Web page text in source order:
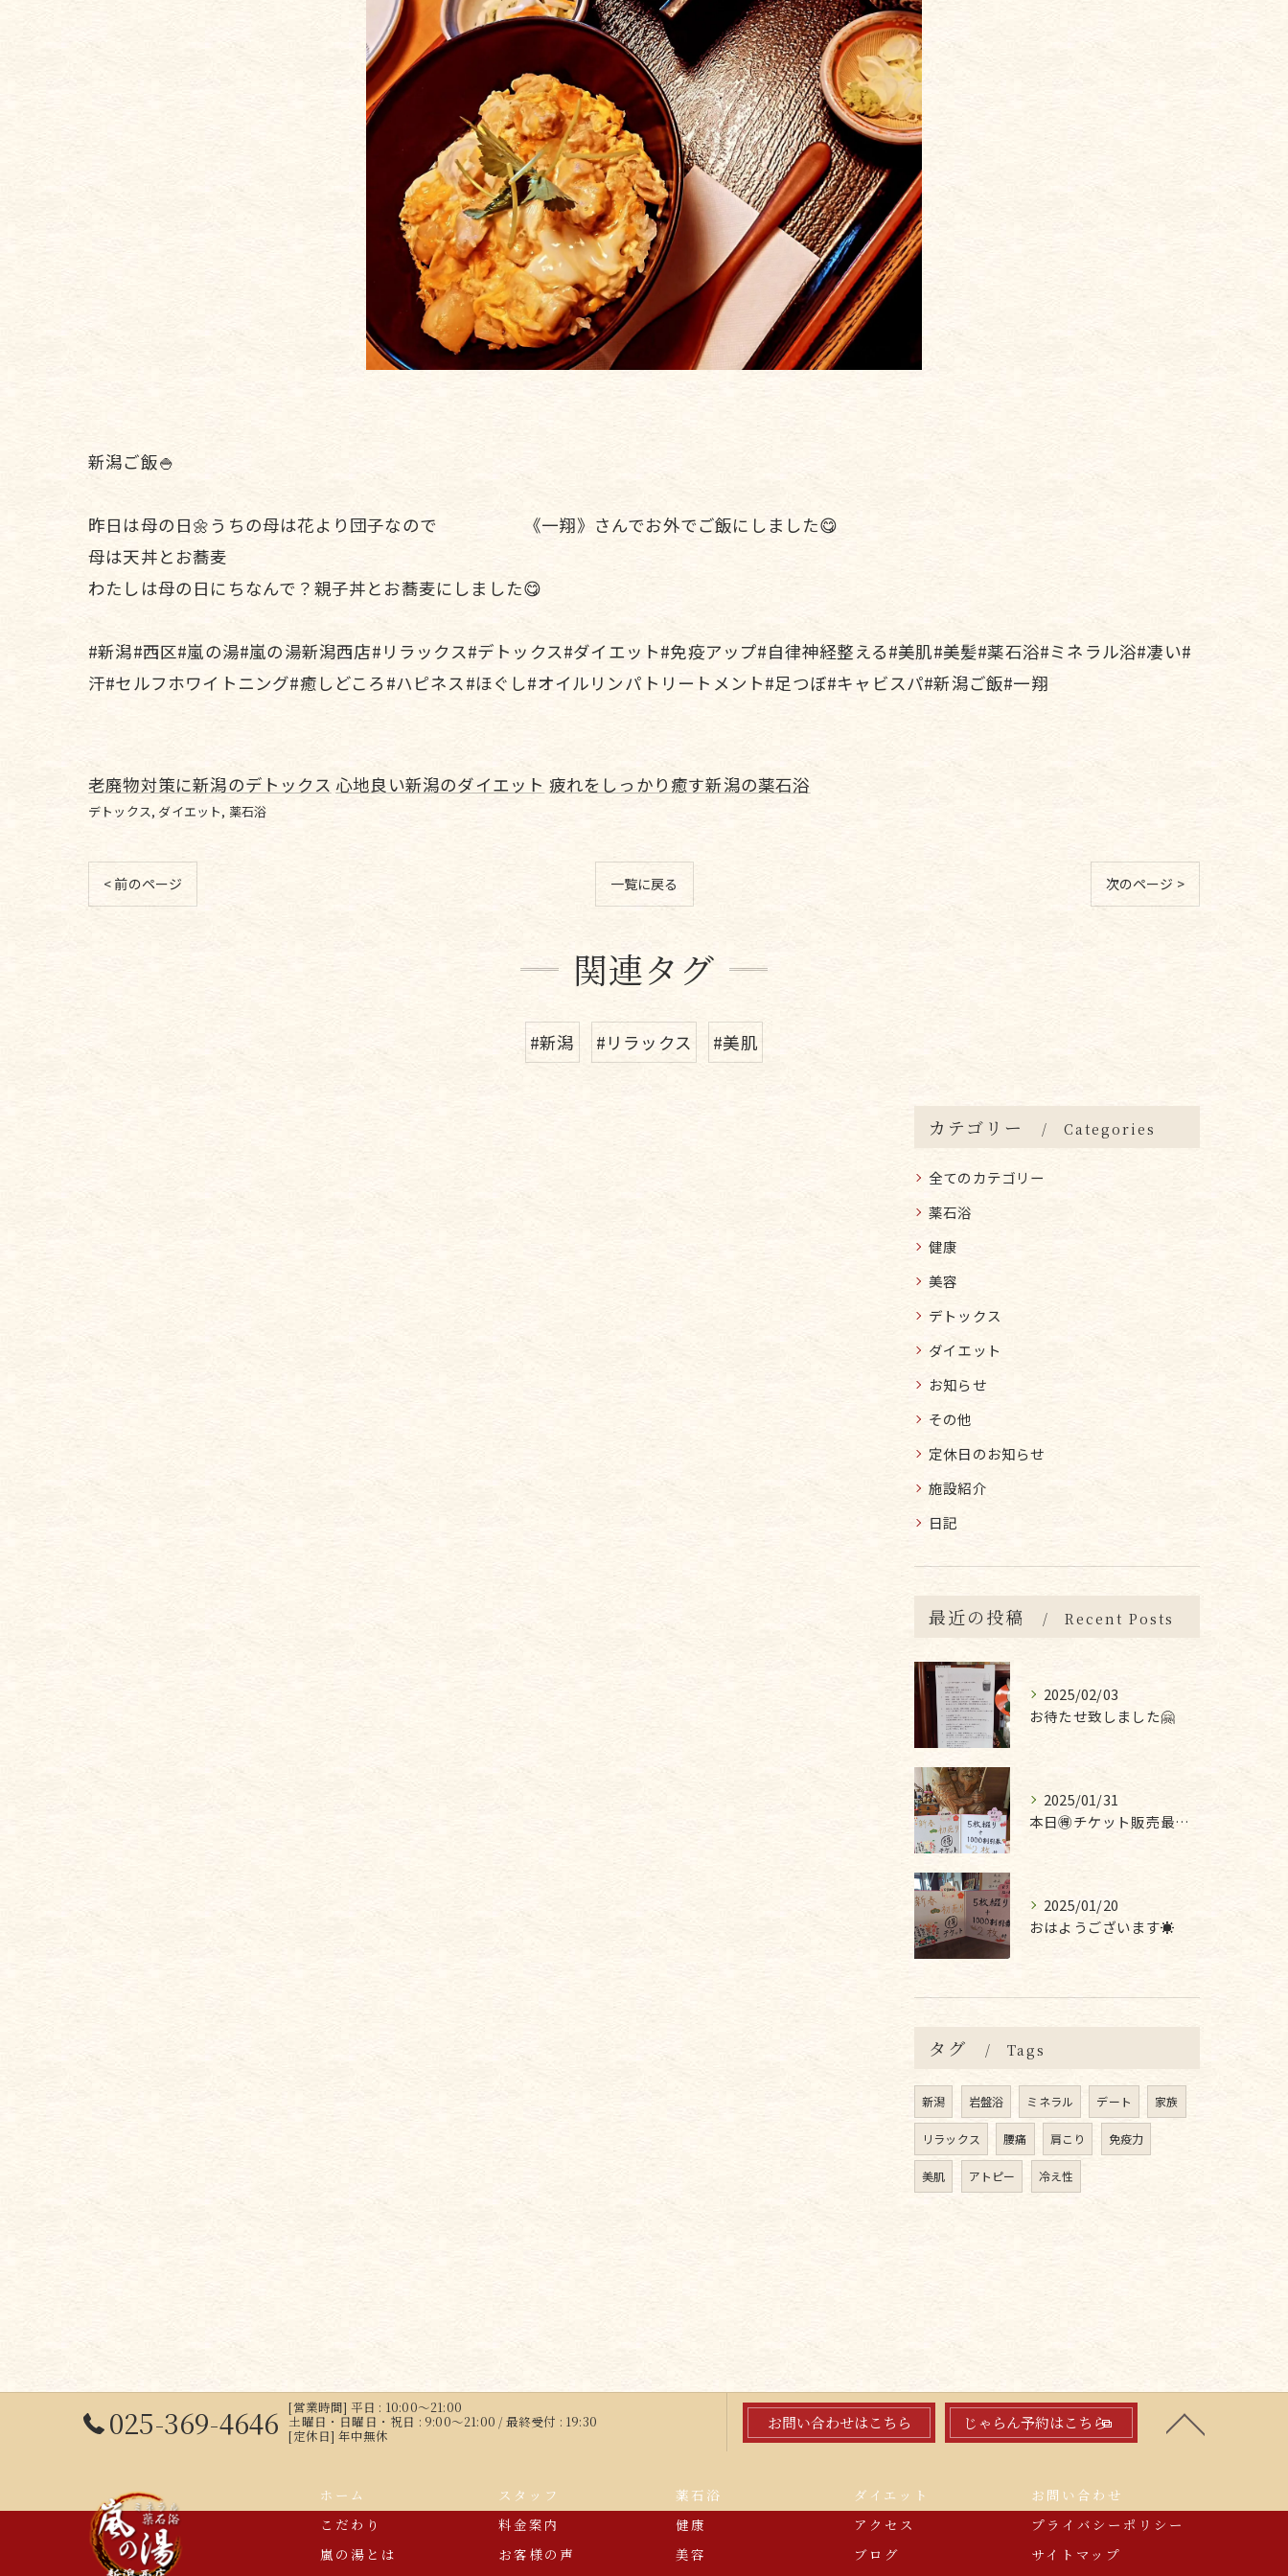
新潟ご飯🍚
昨日は母の日🌼うちの母は花より団子なので 《一翔》さんでお外でご飯にしました😋
母は天丼とお蕎麦
わたしは母の日にちなんで？親子丼とお蕎麦にしました😋
#新潟#西区#嵐の湯#嵐の湯新潟西店#リラックス#デトックス#ダイエット#免疫アップ#自律神経整える#美肌#美髪#薬石浴#ミネラル浴#凄い#
汗#セルフホワイトニング#癒しどころ#ハピネス#ほぐし#オイルリンパトリートメント#足つぼ#キャビスパ#新潟ご飯#一翔
老廃物対策に新潟のデトックス 心地良い新潟のダイエット 疲れをしっかり癒す新潟の薬石浴
デトックス ダイエット 薬石浴
< 前のページ 一覧に戻る 次のページ >
関連タグ
#新潟 #リラックス #美肌
カテゴリー Categories
全てのカテゴリー
薬石浴
健康
美容
デトックス
ダイエット
お知らせ
その他
定休日のお知らせ
施設紹介
日記
最近の投稿 Recent Posts
2025/02/03
お待たせ致しました🤗
2025/01/31
本日🉐チケット販売最終日です❣
2025/01/20
おはようございます☀
タグ Tags
新潟 岩盤浴 ミネラル デート 家族
リラックス 腰痛 肩こり 免疫力
美肌 アトピー 冷え性
025-369-4646
[営業時間] 平日 : 10:00～21:00
土曜日・日曜日・祝日 : 9:00～21:00 / 最終受付 : 19:30
[定休日] 年中無休
お問い合わせはこちら じゃらん予約はこちら
ホーム
こだわり
嵐の湯とは
スタッフ
料金案内
お客様の声
薬石浴
健康
美容
ダイエット
アクセス
ブログ
お問い合わせ
プライバシーポリシー
サイトマップ